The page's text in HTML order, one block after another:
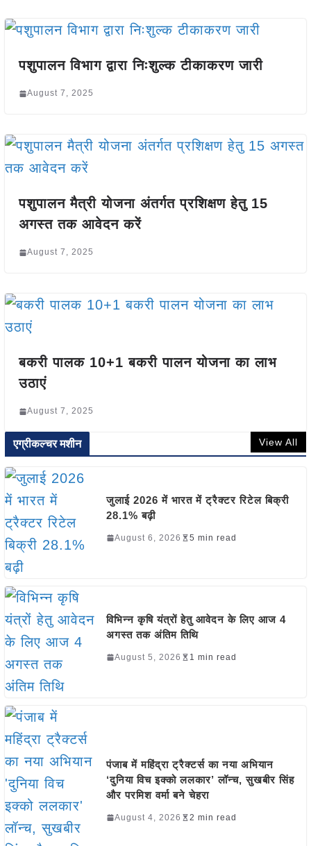
पशुपालन विभाग द्वारा निःशुल्क टीकाकरण जारी
August 7, 2025
पशुपालन मैत्री योजना अंतर्गत प्रशिक्षण हेतु 15
अगस्त तक आवेदन करें
August 7, 2025
बकरी पालक 10+1 बकरी पालन योजना का लाभ
उठाएं
August 7, 2025
एग्रीकल्चर मशीन View All
जुलाई 2026 में भारत में ट्रैक्टर रिटेल बिक्री
28.1% बढ़ी
August 6, 2026 5 min read
विभिन्न कृषि यंत्रों हेतु आवेदन के लिए आज 4
अगस्त तक अंतिम तिथि
August 5, 2026 1 min read
पंजाब में महिंद्रा ट्रैक्टर्स का नया अभियान
‘दुनिया विच इक्को ललकार’ लॉन्च, सुखबीर सिंह
और परमिश वर्मा बने चेहरा
August 4, 2026 2 min read